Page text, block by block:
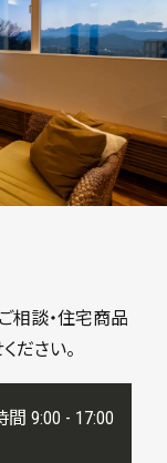
相談・住宅商品
ださい。
間 9:00 - 17:00